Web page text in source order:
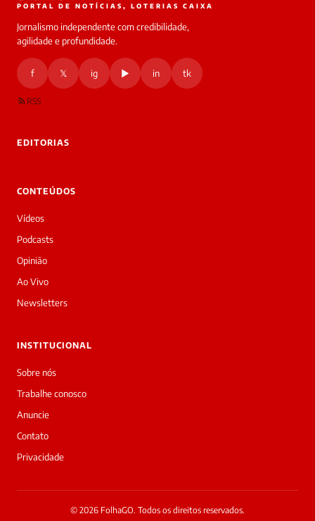
Bom
dia!
Sou
a
daqui
do
Prime.
Redação
acabou
de
cobrir
essa
matéria
—
e
já
PORTAL DE NOTÍCIAS, LOTERIAS CAIXA
Jornalismo independente com credibilidade,
agilidade e profundidade.
f 𝕏 ig ▶ in tk
RSS
EDITORIAS
CONTEÚDOS
Vídeos
Podcasts
Opinião
Ao Vivo
Newsletters
INSTITUCIONAL
Sobre nós
Trabalhe conosco
Anuncie
Contato
Privacidade
© 2026 FolhaGO. Todos os direitos reservados.